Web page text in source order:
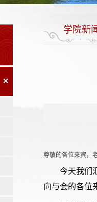
×
学院新
尊敬的各位来宾，
今天我们
向与会的各位